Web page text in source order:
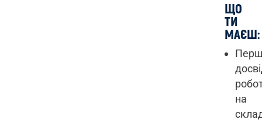
ЩО
ТИ
МАЄШ:
на